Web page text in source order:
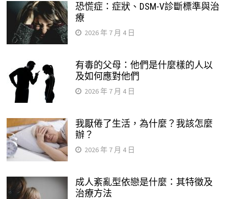
恐慌症：症狀、DSM-V診斷標準與治
療
2026 年 7 月 4 日
有毒的父母：他們是什麼樣的人以
及如何應對他們
2026 年 7 月 4 日
我厭倦了生活，為什麼？我該怎麼
辦？
2026 年 7 月 4 日
成人紊亂型依戀是什麼：其特徵及
治療方法